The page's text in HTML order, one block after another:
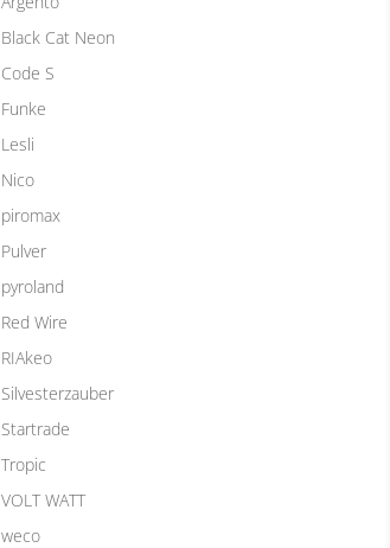
Black Cat Neon
Code S
Funke
Lesli
Nico
piromax
Pulver
pyroland
Red Wire
RIAkeo
Silvesterzauber
Startrade
Tropic
VOLT WATT
weco